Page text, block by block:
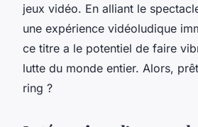
jeux vidéo. En alliant le
une expérience vidéoludique
ce titre a le potentiel de faire
lutte du monde entier. Alors,
ring ?